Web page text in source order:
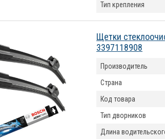
Тип крепления
Щетки
3397118908
Производитель
Страна
Код товара
Тип дворников
Длина